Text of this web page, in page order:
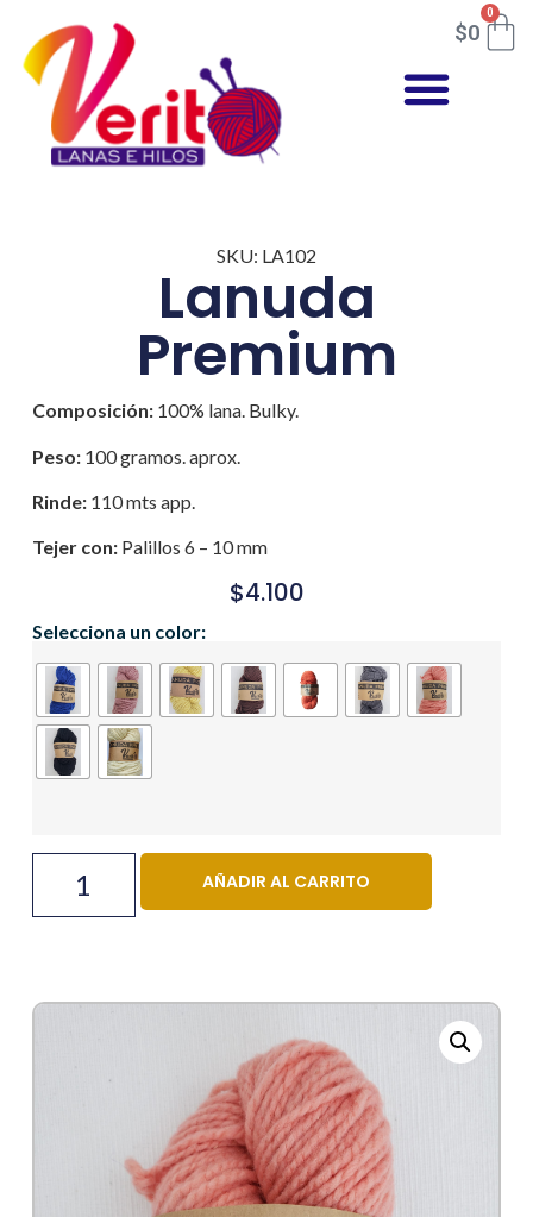
$0
0
SKU: LA102
Lanuda
Premium
Composición:100% lana. Bulky.
Peso:100 gramos. aprox.
Rinde: 110 mts app.
Tejer con:Palillos 6 – 10 mm
$4.100
Selecciona un color:
AÑADIR AL CARRITO